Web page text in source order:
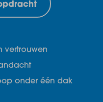
vertrouwen
onder één dak